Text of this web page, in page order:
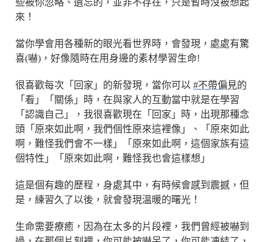
些被你忽略、遺忘的，並非不存在，只是暫時沒被想起
來！
當你學會用各種新的眼光看世界時，會發現，處處有驚
喜(嚇)，好像隨時在用身邊的素材學習生命!
很喜歡每次「回家」的新發現，當你可以 #不帶偏見的
「看」「關係」時，在與家人的互動當中就是在學習
「認識自己」，我很喜歡現在「回家」時，出現那種念
頭「原來如此啊，我們個性原來這裡像」、「原來如此
啊，難怪我們會不一樣」「原來如此啊，這個家族有這
個特性」「原來如此啊，難怪我也會這樣想」
這是個有趣的歷程，身處其中，有時候會感到震撼，但
是，練習久了以後，就會發現溫暖的曙光！
生命需要療癒，因為在太多的片段裡，我們曾經被嚇到